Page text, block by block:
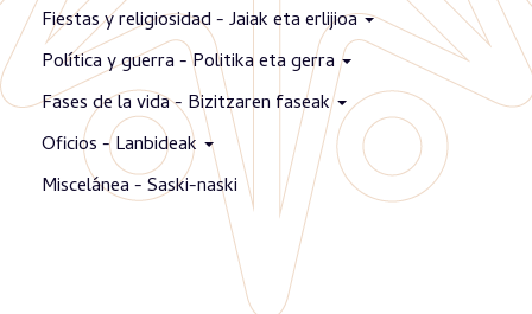
Fiestas y religiosidad - Jaiak eta erlijioa
Política y guerra - Politika eta gerra
Fases de la vida - Bizitzaren faseak
Oficios - Lanbideak
Miscelánea - Saski-naski